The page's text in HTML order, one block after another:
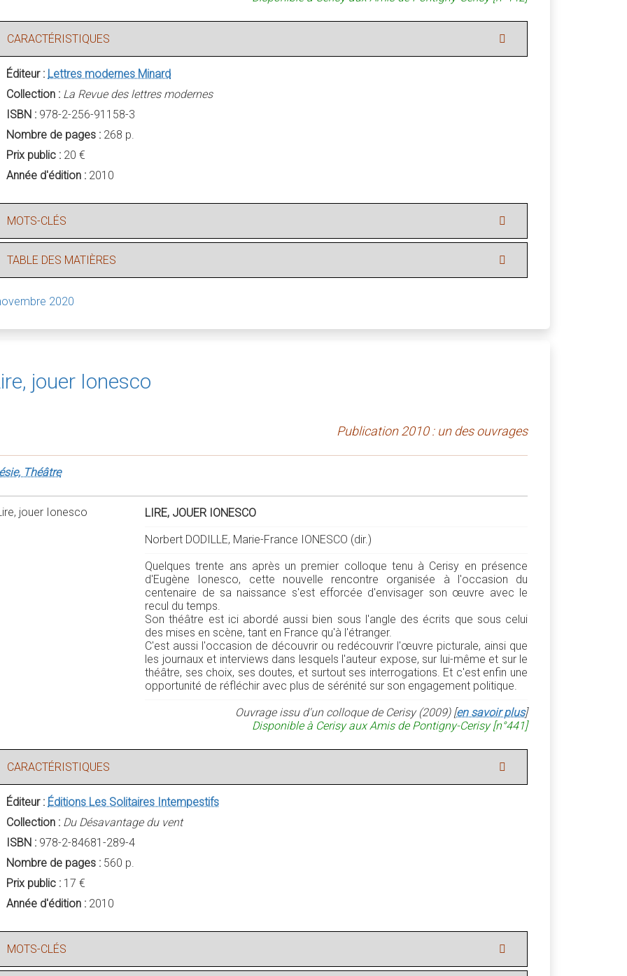
CARACTÉRISTIQUES
Éditeur : Lettres modernes Minard
Collection : La Revue des lettres modernes
ISBN : 978-2-256-91158-3
Nombre de pages : 268 p.
Prix public : 20 €
Année d'édition : 2010
MOTS-CLÉS
TABLE DES MATIÈRES
2020
jouer Ionesco
Publication 2010 : un des ouvrages
Théâtre
LIRE, JOUER IONESCO
Norbert DODILLE, Marie-France IONESCO (dir.)
Quelques trente ans après un premier colloque tenu à Cerisy en présence
d'Eugène Ionesco, cette nouvelle rencontre organisée à l'occasion du
centenaire de sa naissance s'est efforcée d'envisager son œuvre avec le
recul du temps.
Son théâtre est ici abordé aussi bien sous l'angle des écrits que sous celui
des mises en scène, tant en France qu'à l'étranger.
C'est aussi l'occasion de découvrir ou redécouvrir l'œuvre picturale, ainsi que
les journaux et interviews dans lesquels l'auteur expose, sur lui-même et sur le
théâtre, ses choix, ses doutes, et surtout ses interrogations. Et c'est enfin une
opportunité de réfléchir avec plus de sérénité sur son engagement politique.
Ouvrage issu d'un colloque de Cerisy (2009) [en savoir plus]
Disponible à Cerisy aux Amis de Pontigny-Cerisy [n°441]
CARACTÉRISTIQUES
Éditeur : Éditions Les Solitaires Intempestifs
Collection : Du Désavantage du vent
ISBN : 978-2-84681-289-4
Nombre de pages : 560 p.
Prix public : 17 €
Année d'édition : 2010
MOTS-CLÉS